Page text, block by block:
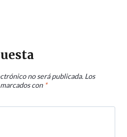
no será publicada. Los
con *